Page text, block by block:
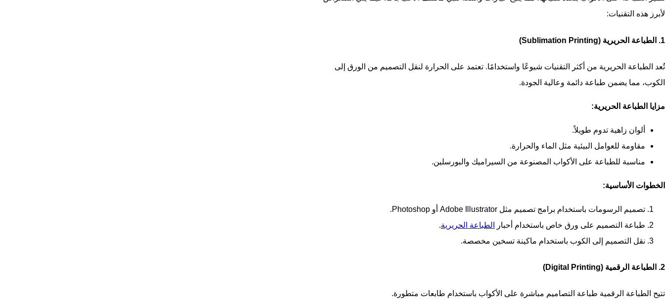
لأبرز هذه التقنيات:
1. الطباعة الحريرية (Sublimation Printing)
تُعد الطباعة الحريرية من أكثر التقنيات شيوعًا واستخدامًا. تعتمد على الحرارة لنقل التصميم من الورق إلى
الكوب، مما يضمن طباعة دائمة وعالية الجودة.
مزايا الطباعة الحريرية:
ألوان زاهية تدوم طويلاً.
مقاومة للعوامل البيئية مثل الماء والحرارة.
مناسبة للطباعة على الأكواب المصنوعة من السيراميك والبورسلين.
الخطوات الأساسية:
تصميم الرسومات باستخدام برامج تصميم مثل Adobe Illustrator أو Photoshop.
طباعة التصميم على ورق خاص باستخدام أحبار
الطباعة الحريرية.
نقل التصميم إلى الكوب باستخدام ماكينة تسخين مخصصة.
2. الطباعة الرقمية (Digital Printing)
تتيح الطباعة الرقمية طباعة التصاميم مباشرة على الأكواب باستخدام طابعات متطورة.